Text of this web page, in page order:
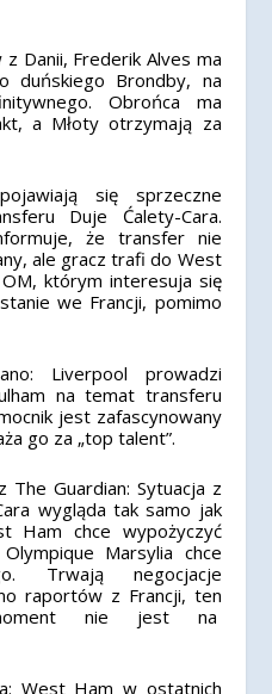
Danii, Frederik Alves ma
duńskiego Brondby, na
Obrońca ma
a Młoty otrzymają za
się sprzeczne
Duje Ćalety-Cara.
że transfer nie
ale gracz trafi do West
którym interesuja się
we Francji, pomimo
Liverpool prowadzi
na temat transferu
jest zafascynowany
go za „top talent”.
The Guardian: Sytuacja z
wygląda tak samo jak
Ham chce wypożyczyć
Marsylia chce
Trwają negocjacje
raportów z Francji, ten
nie jest na
West Ham w ostatnich